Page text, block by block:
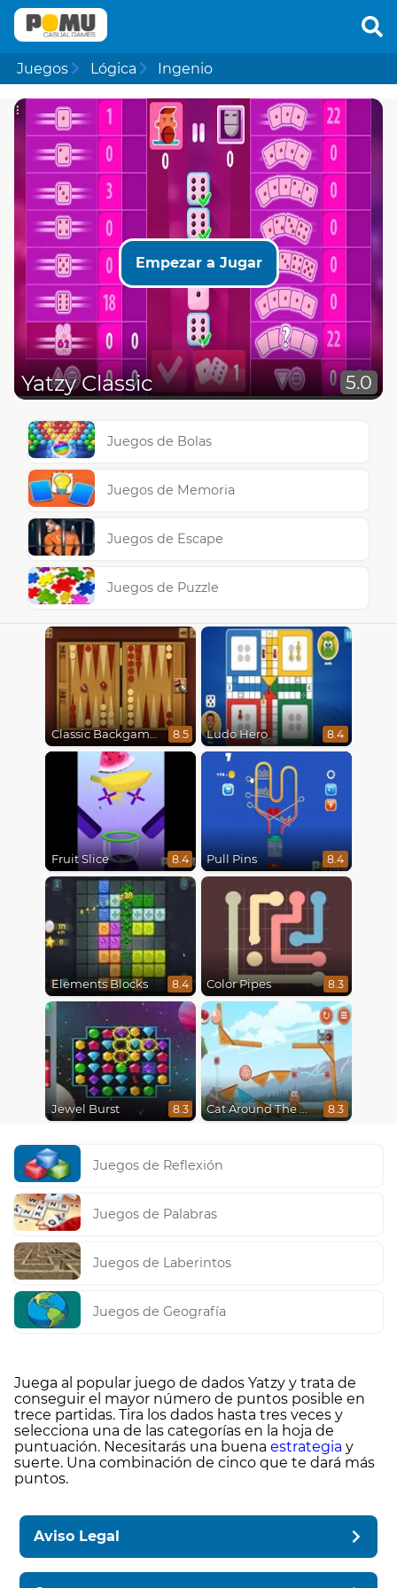
Juegos Lógica Ingenio
Empezar a Jugar
Yatzy Classic 5.0
Juegos de Bolas
Juegos de Memoria
Juegos de Escape
Juegos de Puzzle
Classic Backgammon 8.5 Ludo Hero 8.4
Fruit Slice 8.4 Pull Pins 8.4
Elements Blocks 8.4 Color Pipes 8.3
Jewel Burst 8.3 Cat Around The World 8.3
Juegos de Reflexión
Juegos de Palabras
Juegos de Laberintos
Juegos de Geografía
Juega al popular juego de dados Yatzy y trata de
conseguir el mayor número de puntos posible en
trece partidas. Tira los dados hasta tres veces y
selecciona una de las categorías en la hoja de
puntuación. Necesitarás una buena estrategia y
suerte. Una combinación de cinco que te dará más
puntos.
Aviso Legal